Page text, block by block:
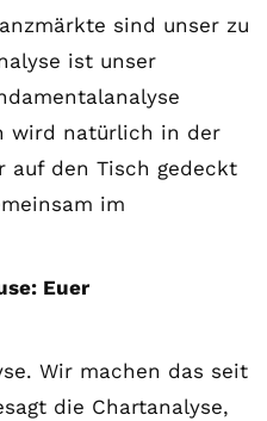
sind unser zu
ist unser
wird natürlich in der
auf den Tisch gedeckt
im
Euer
Wir machen das seit
die Chartanalyse,